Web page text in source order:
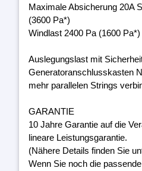
Maximale Absicherung 20A
(3600 Pa*)
Windlast 2400 Pa (1600 Pa*)
Auslegungslast mit
Generatoranschlusskasten
mehr parallelen Strings
GARANTIE
10 Jahre Garantie auf die
lineare Leistungsgarantie.
(Nähere Details finden Sie
Wenn Sie noch die